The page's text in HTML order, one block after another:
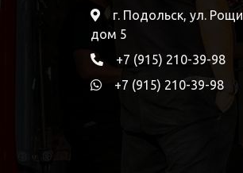
г. Подольск, ул.
дом 5
+7 (915) 210-39-98
+7 (915) 210-39-98